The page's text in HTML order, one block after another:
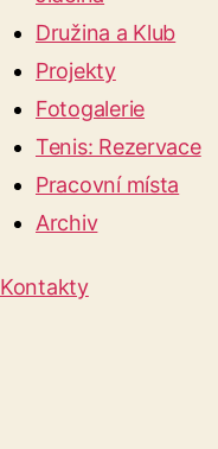
Družina a Klub
Projekty
Fotogalerie
Tenis: Rezervace
Pracovní místa
Archiv
Kontakty